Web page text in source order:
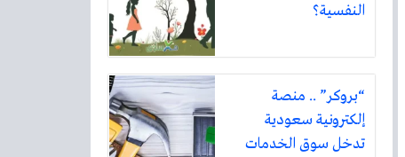
النفسية؟
“بروكر” .. منصة
إلكترونية سعودية
تدخل سوق الخدمات